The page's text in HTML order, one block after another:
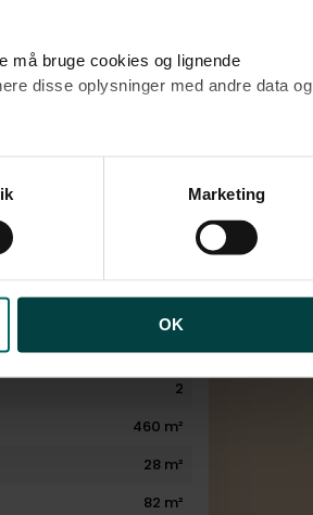
må bruge cookies og lignende
disse oplysninger med andre data og
mere om brugen af cookies samt
om behandling af personoplysninger
Marketing
OK
Salg
1
2
460 m²
28 m²
82 m²